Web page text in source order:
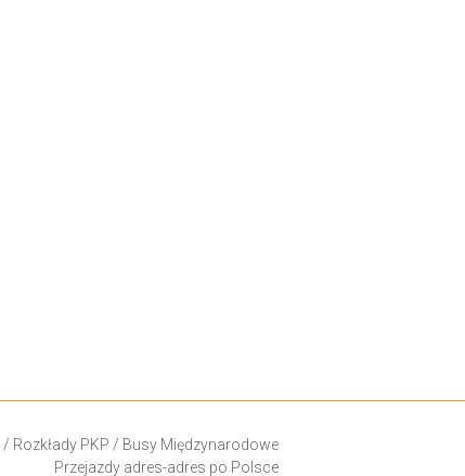
/ Rozkłady PKP / Busy Międzynarodowe
Przejazdy adres-adres po Polsce